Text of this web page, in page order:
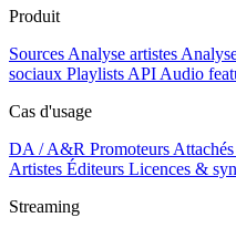
Produit
Sources Analyse artistes
sociaux Playlists API Audio
Cas d'usage
DA / A&R Promoteurs
Artistes Éditeurs Licences &
Streaming